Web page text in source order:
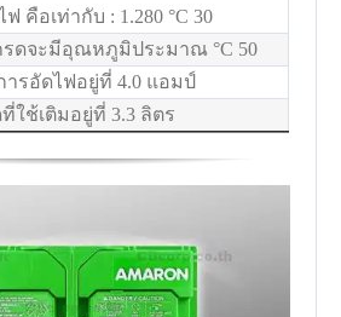
คือเท่ากับ : 1.280 °C 30
รดจะมีอุณหภูมิประมาณ °C 50
รอัดไฟอยู่ที่ 4.0 แอมป์
ใช้เติมอยู่ที่ 3.3 ลิตร